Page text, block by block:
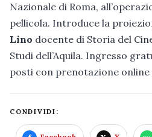
Nazionale di Roma,
pellicola. Introduce la
Lino docente di Storia del
Studi dell’Aquila. Ingresso
posti con prenotazione online
CONDIVIDI: